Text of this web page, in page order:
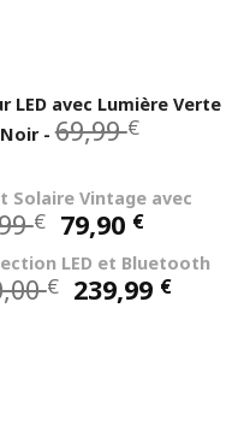
369,88 €.314,40 €.
LED avec Lumière Verte
Noir -69,99€
était :
Solaire Vintage avec
€ Le
prix
initial
était :
79,90 €Le
prix
actuel
est :
LED et Bluetooth
€ Le
prix
239,99 €Le